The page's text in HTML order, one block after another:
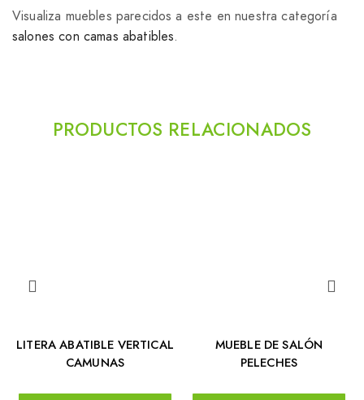
Visualiza muebles parecidos a este en nuestra categoría
salones con camas abatibles.
PRODUCTOS RELACIONADOS
LITERA ABATIBLE VERTICAL
CAMUNAS
MUEBLE DE SALÓN
PELECHES